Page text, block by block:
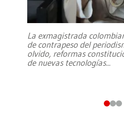
La exmagistrada
de contrapeso del
olvido, reformas
de nuevas tecnologías...